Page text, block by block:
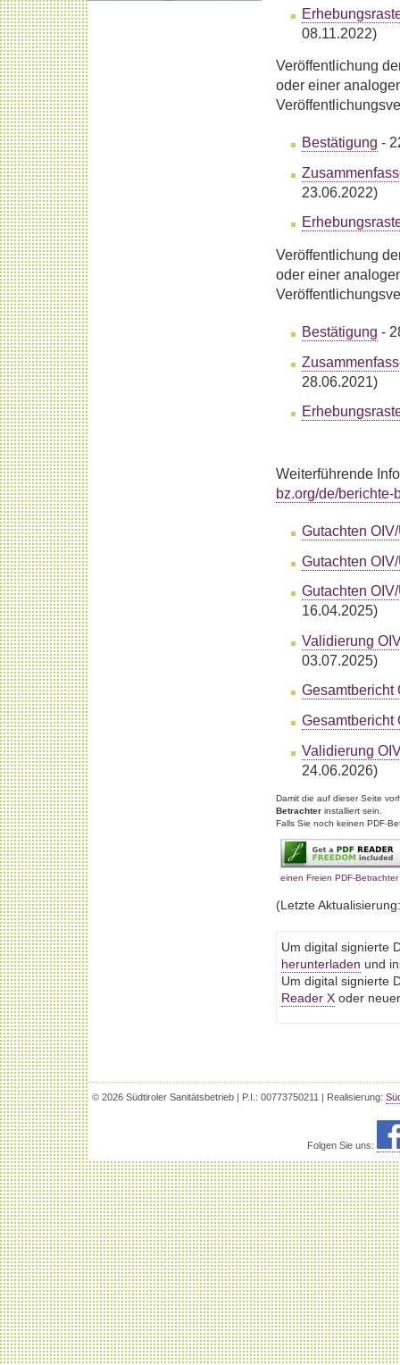
08.11.2022)
Veröffentlichung
oder einer
Bestätigung -
23.06.2022)
Veröffentlichung
oder einer
Bestätigung -
28.06.2021)
Weiterführende
bz.org/de/
Gutachten
Gutachten
Gutachten
16.04.2025)
Validierung
03.07.2025)
Gesamtbericht
Gesamtbericht
Validierung
24.06.2026)
Damit die auf dieser Seite
Betrachter installiert sein.
Falls Sie noch keinen PDF-
einen Freien PDF-Betrachter
(Letzte
Um digital signierte
herunterladen und
Um digital signierte
Reader X oder
© 2026 Südtiroler Sanitätsbetrieb | P.I.: 00773750211 | Realisierung:
Folgen Sie uns: